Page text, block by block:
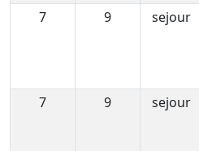
7
9 sejour
7
9 sejour